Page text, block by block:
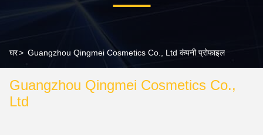
घर> Guangzhou Qingmei Cosmetics Co., Ltd कंपनी प्रोफाइल
Guangzhou Qingmei Cosmetics Co.,
Ltd